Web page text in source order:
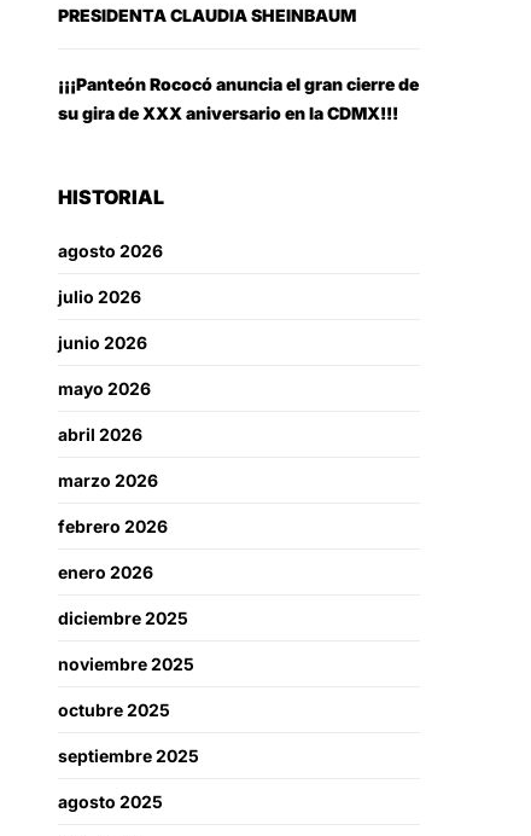
PRESIDENTA CLAUDIA SHEINBAUM
¡¡¡Panteón Rococó anuncia el gran cierre de
su gira de XXX aniversario en la CDMX!!!
HISTORIAL
agosto 2026
julio 2026
junio 2026
mayo 2026
abril 2026
marzo 2026
febrero 2026
enero 2026
diciembre 2025
noviembre 2025
octubre 2025
septiembre 2025
agosto 2025